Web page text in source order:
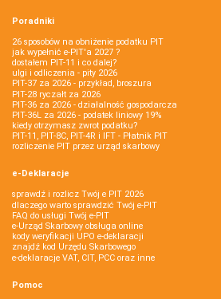
Poradniki
26 sposobów na obniżenie podatku PIT
jak wypełnić e-PIT'a 2027 ?
dostałem PIT-11 i co dalej?
ulgi i odliczenia - pity 2026
PIT-37 za 2026 - przykład, broszura
PIT-28 ryczałt za 2026
PIT-36 za 2026 - działalność gospodarcza
PIT-36L za 2026 - podatek liniowy 19%
kiedy otrzymasz zwrot podatku?
PIT-11, PIT-8C, PIT-4R i IFT - Płatnik PIT
rozliczenie PIT przez urząd skarbowy
e-Deklaracje
sprawdź i rozlicz Twój e PIT 2026
dlaczego warto sprawdzić Twój e-PIT
FAQ do usługi Twój e-PIT
e-Urząd Skarbowy obsługa online
kody weryfikacji UPO e-deklaracji
znajdź kod Urzędu Skarbowego
e-deklaracje VAT, CIT, PCC oraz inne
Pomoc